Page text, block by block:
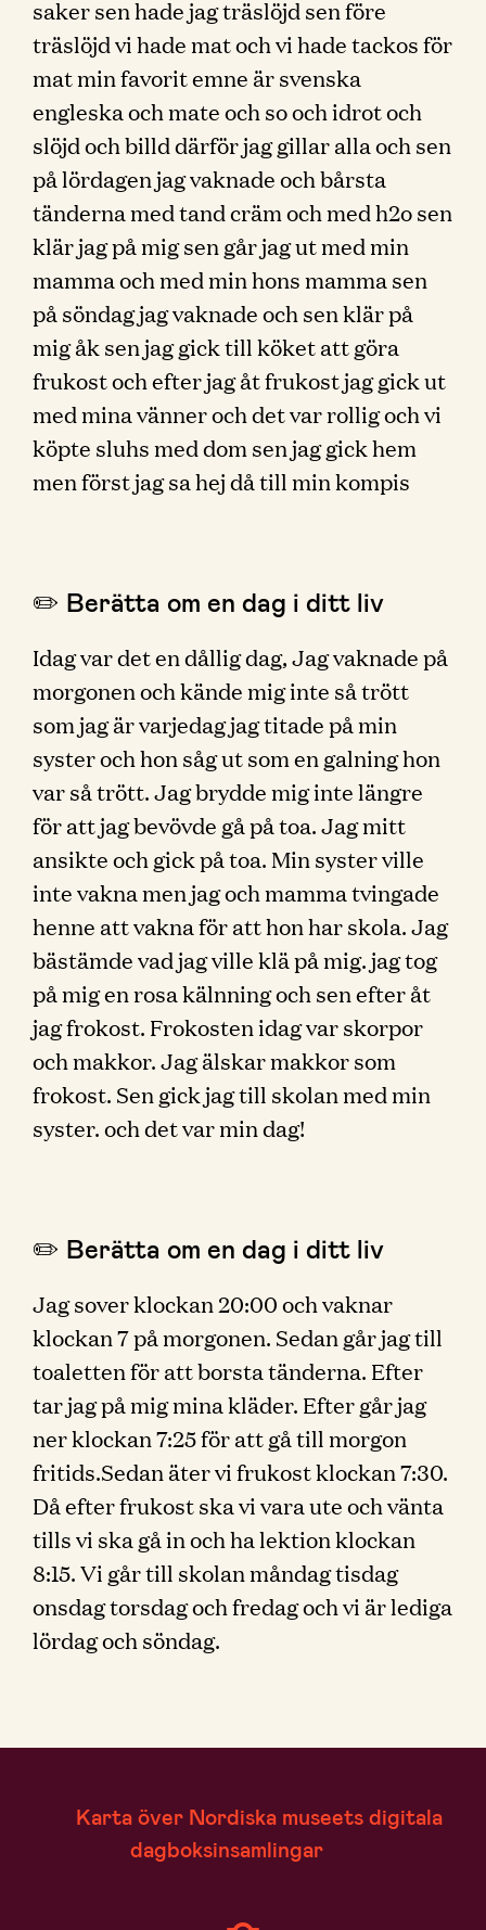
saker sen hade jag träslöjd sen före
träslöjd vi hade mat och vi hade tackos för
mat min favorit emne är svenska
engleska och mate och so och idrot och
slöjd och billd därför jag gillar alla och sen
på lördagen jag vaknade och bårsta
tänderna med tand cräm och med h2o sen
klär jag på mig sen går jag ut med min
mamma och med min hons mamma sen
på söndag jag vaknade och sen klär på
mig åk sen jag gick till köket att göra
frukost och efter jag åt frukost jag gick ut
med mina vänner och det var rollig och vi
köpte sluhs med dom sen jag gick hem
men först jag sa hej då till min kompis
✏️ Berätta om en dag i ditt liv
Idag var det en dållig dag, Jag vaknade på
morgonen och kände mig inte så trött
som jag är varjedag jag titade på min
syster och hon såg ut som en galning hon
var så trött. Jag brydde mig inte längre
för att jag bevövde gå på toa. Jag mitt
ansikte och gick på toa. Min syster ville
inte vakna men jag och mamma tvingade
henne att vakna för att hon har skola. Jag
bästämde vad jag ville klä på mig. jag tog
på mig en rosa kälnning och sen efter åt
jag frokost. Frokosten idag var skorpor
och makkor. Jag älskar makkor som
frokost. Sen gick jag till skolan med min
syster. och det var min dag!
✏️ Berätta om en dag i ditt liv
Jag sover klockan 20:00 och vaknar
klockan 7 på morgonen. Sedan går jag till
toaletten för att borsta tänderna. Efter
tar jag på mig mina kläder. Efter går jag
ner klockan 7:25 för att gå till morgon
fritids.Sedan äter vi frukost klockan 7:30.
Då efter frukost ska vi vara ute och vänta
tills vi ska gå in och ha lektion klockan
8:15. Vi går till skolan måndag tisdag
onsdag torsdag och fredag och vi är lediga
lördag och söndag.
Karta över Nordiska museets digitala
dagboksinsamlingar